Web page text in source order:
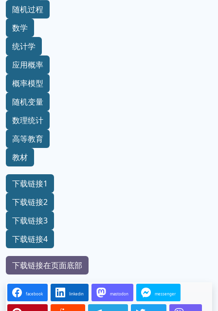
随机过程
数学
统计学
应用概率
概率模型
随机变量
数理统计
高等教育
教材
下载链接1
下载链接2
下载链接3
下载链接4
下载链接在页面底部
facebook linkedin mastodon messenger